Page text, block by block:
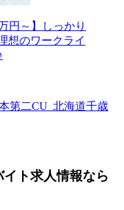
円～】しっかり
想のワークライ
第二CU_北海道千歳
ト求人情報なら